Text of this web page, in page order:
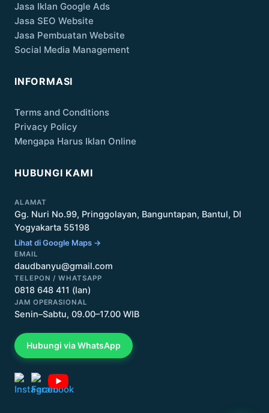
Jasa Iklan Google Ads
Jasa SEO Website
Jasa Pembuatan Website
Social Media Management
INFORMASI
Terms and Conditions
Privacy Policy
Mengapa Harus Iklan Online
HUBUNGI KAMI
ALAMAT
Gg. Nuri No.99, Pringgolayan, Banguntapan, Bantul, DI
Yogyakarta 55198
Lihat di Google Maps →
EMAIL
daudbanyu@gmail.com
TELEPON / WHATSAPP
0818 648 411 (Ian)
JAM OPERASIONAL
Senin–Sabtu, 09.00–17.00 WIB
Hubungi via WhatsApp